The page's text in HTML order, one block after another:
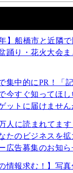
年】船橋市と近隣
踊り・花火大会ま
集中的にPR！「
今すぐ知ってほ
ットに届けません
人に読まれてま
たのビジネスを拡
広告募集のお知ら
情報求む！】写